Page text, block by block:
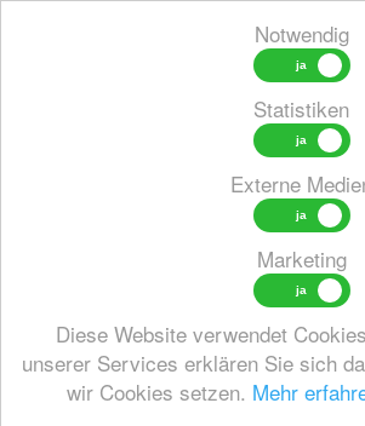
Notwendig
Statistiken
Externe
Marketing
Diese Website verwendet
unserer Services erklären Sie sich
wir Cookies setzen. Mehr
Alle Songs, die hier
werden, sind auch
Charts‑Seite zu finden.
Künstlerinnen und